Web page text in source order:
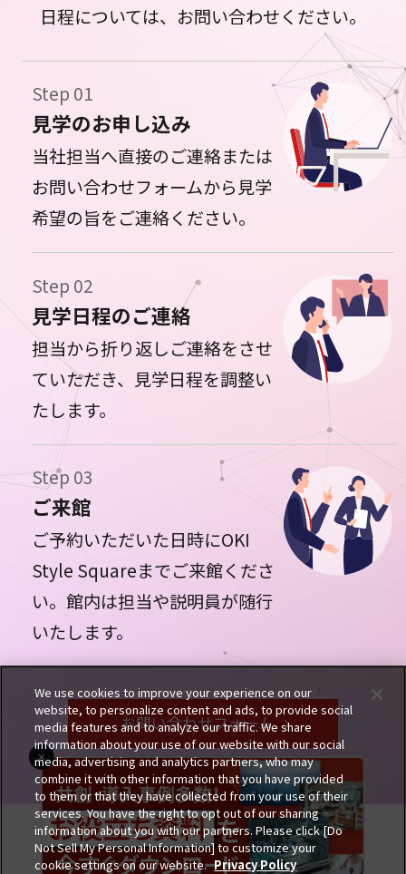
日程については、お問い合わせください。
Step 01
見学のお申し込み
当社担当へ直接のご連絡または
お問い合わせフォームから見学
希望の旨をご連絡ください。
Step 02
見学日程のご連絡
担当から折り返しご連絡をさせ
ていただき、見学日程を調整い
たします。
Step 03
ご来館
ご予約いただいた日時にOKI
Style Squareまでご来館くださ
い。館内は担当や説明員が随行
いたします。
お問い合わせフォーム
サイトのご利用にあたって
個人情報保護ポリシー
All rights reserved, Copyright c Oki Electric Industry Co., Ltd.
We use cookies to improve your experience on our
website, to personalize content and ads, to provide social
media features and to analyze our traffic. We share
information about your use of our website with our social
media, advertising and analytics partners, who may
combine it with other information that you have provided
to them or that they have collected from your use of their
services. You have the right to opt out of our sharing
information about you with our partners. Please click [Do
Not Sell My Personal Information] to customize your
cookie settings on our website. Privacy Policy